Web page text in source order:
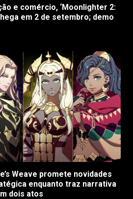
e comércio, ‘Moonlighter 2:
em 2 de setembro; demo
Weave promete novidades
enquanto traz narrativa
dois atos